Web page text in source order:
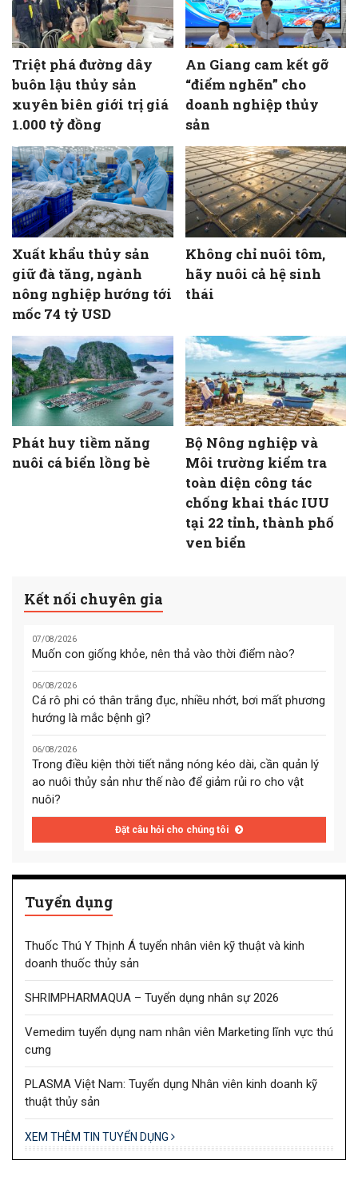
Triệt phá đường dây
buôn lậu thủy sản
xuyên biên giới trị giá
1.000 tỷ đồng
An Giang cam kết gỡ
“điểm nghẽn” cho
doanh nghiệp thủy
sản
Xuất khẩu thủy sản
giữ đà tăng, ngành
nông nghiệp hướng tới
mốc 74 tỷ USD
Không chỉ nuôi tôm,
hãy nuôi cả hệ sinh
thái
Phát huy tiềm năng
nuôi cá biển lồng bè
Bộ Nông nghiệp và
Môi trường kiểm tra
toàn diện công tác
chống khai thác IUU
tại 22 tỉnh, thành phố
ven biển
Kết nối chuyên gia
07/08/2026
Muốn con giống khỏe, nên thả vào thời điểm nào?
06/08/2026
Cá rô phi có thân trắng đục, nhiều nhớt, bơi mất phương
hướng là mắc bệnh gì?
06/08/2026
Trong điều kiện thời tiết nắng nóng kéo dài, cần quản lý
ao nuôi thủy sản như thế nào để giảm rủi ro cho vật
nuôi?
Đặt câu hỏi cho chúng tôi
Tuyển dụng
Thuốc Thú Y Thịnh Á tuyển nhân viên kỹ thuật và kinh
doanh thuốc thủy sản
SHRIMPHARMAQUA – Tuyển dụng nhân sự 2026
Vemedim tuyển dụng nam nhân viên Marketing lĩnh vực thú
cưng
PLASMA Việt Nam: Tuyển dụng Nhân viên kinh doanh kỹ
thuật thủy sản
XEM THÊM TIN TUYỂN DỤNG